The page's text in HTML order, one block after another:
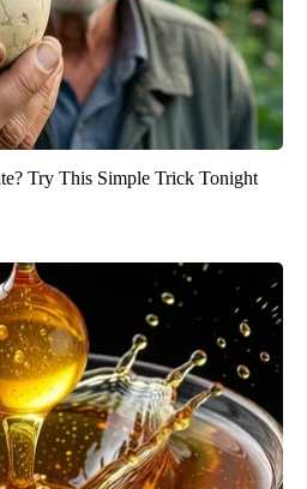
Try This Simple Trick Tonight